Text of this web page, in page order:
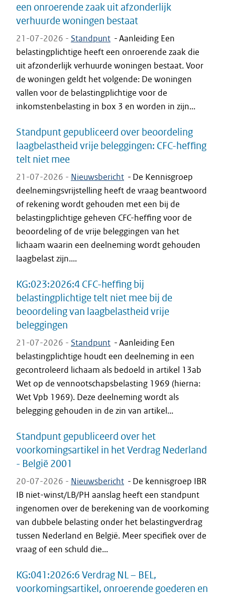
een onroerende zaak uit afzonderlijk
verhuurde woningen bestaat
21-07-2026 - Standpunt -Aanleiding Een
belastingplichtige heeft een onroerende zaak die
uit afzonderlijk verhuurde woningen bestaat. Voor
de woningen geldt het volgende: De woningen
vallen voor de belastingplichtige voor de
inkomstenbelasting in box 3 en worden in zijn...
Standpunt gepubliceerd over beoordeling
laagbelastheid vrije beleggingen: CFC-heffing
telt niet mee
21-07-2026 - Nieuwsbericht - De Kennisgroep
deelnemingsvrijstelling heeft de vraag beantwoord
of rekening wordt gehouden met een bij de
belastingplichtige geheven CFC-heffing voor de
beoordeling of de vrije beleggingen van het
lichaam waarin een deelneming wordt gehouden
laagbelast zijn....
KG:023:2026:4 CFC-heffing bij
belastingplichtige telt niet mee bij de
beoordeling van laagbelastheid vrije
beleggingen
21-07-2026 - Standpunt -Aanleiding Een
belastingplichtige houdt een deelneming in een
gecontroleerd lichaam als bedoeld in artikel 13ab
Wet op de vennootschapsbelasting 1969 (hierna:
Wet Vpb 1969). Deze deelneming wordt als
belegging gehouden in de zin van artikel...
Standpunt gepubliceerd over het
voorkomingsartikel in het Verdrag Nederland
- België 2001
20-07-2026 - Nieuwsbericht - De kennisgroep IBR
IB niet-winst/LB/PH aanslag heeft een standpunt
ingenomen over de berekening van de voorkoming
van dubbele belasting onder het belastingverdrag
tussen Nederland en België. Meer specifiek over de
vraag of een schuld die...
KG:041:2026:6 Verdrag NL – BEL,
voorkomingsartikel, onroerende goederen en